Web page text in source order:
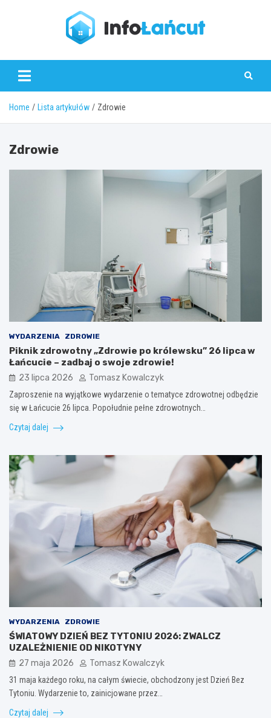
infolancut.pl
Home Lista artykułów Zdrowie
Zdrowie
WYDARZENIA ZDROWIE
Piknik zdrowotny „Zdrowie po królewsku” 26 lipca w
Łańcucie – zadbaj o swoje zdrowie!
23 lipca 2026 Tomasz Kowalczyk
Zaproszenie na wyjątkowe wydarzenie o tematyce zdrowotnej odbędzie
się w Łańcucie 26 lipca. Popołudnie pełne zdrowotnych…
Czytaj dalej
WYDARZENIA ZDROWIE
ŚWIATOWY DZIEŃ BEZ TYTONIU 2026: ZWALCZ
UZALEŻNIENIE OD NIKOTYNY
27 maja 2026 Tomasz Kowalczyk
31 maja każdego roku, na całym świecie, obchodzony jest Dzień Bez
Tytoniu. Wydarzenie to, zainicjowane przez…
Czytaj dalej